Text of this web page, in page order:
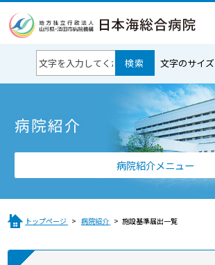
文字のサイズ
病院紹介
病院紹介メニュー
トップページ 病院紹介 施設基準届出一覧